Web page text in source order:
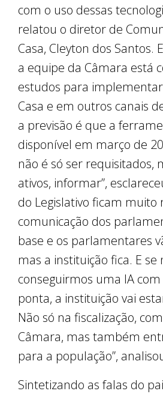
com o uso dessas
relatou o diretor de
Casa, Cleyton dos Santos.
a equipe da Câmara está
estudos para
Casa e em outros canais
a previsão é que a
disponível em março de
não é só ser requisitados,
ativos, informar”,
do Legislativo ficam muito
comunicação dos
base e os parlamentares
mas a instituição fica. E se
conseguirmos uma IA
ponta, a instituição vai
Não só na fiscalização,
Câmara, mas também
para a população”,
Sintetizando as falas do